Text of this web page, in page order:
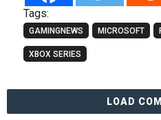
Tags:
GAMINGNEWS MICROSOFT
XBOX SERIES
LOAD